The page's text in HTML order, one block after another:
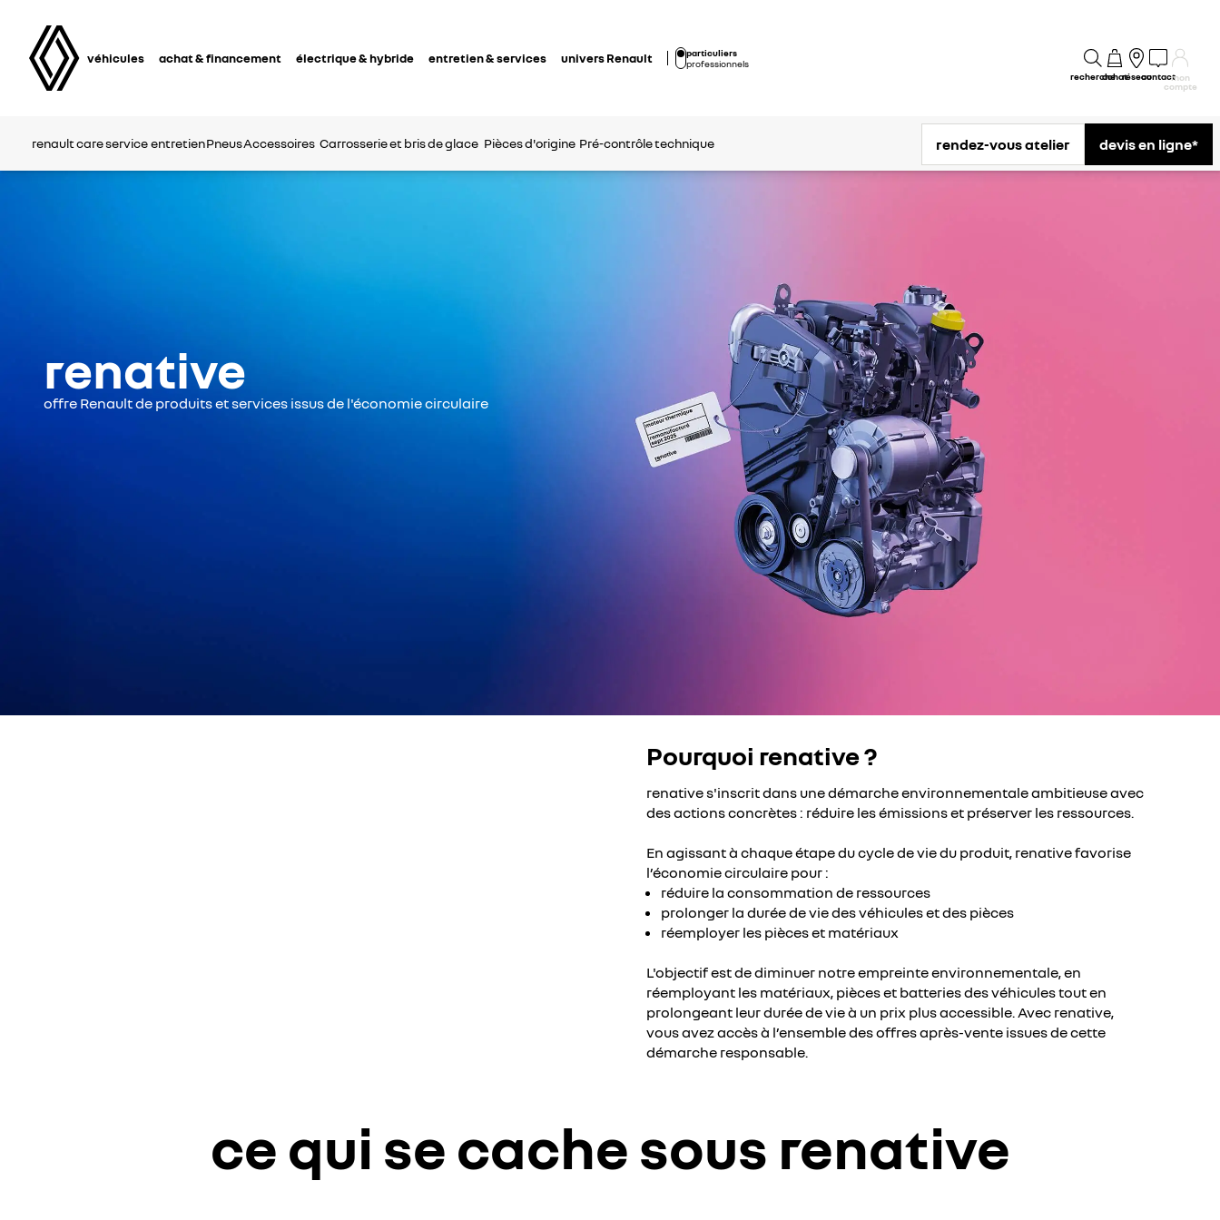
véhicules achat & financement électrique & hybride entretien & services univers Renault
particuliers
professionnels
rechercheachatréseaucontactmon
compte
renault care service entretienPneusAccessoires Carrosserie et bris de glace Pièces d'origine Pré-contrôle technique rendez-vous atelier devis en ligne*
renative
offre Renault de produits et services issus de l'économie circulaire
Pourquoi renative ?
renative s'inscrit dans une démarche environnementale ambitieuse avec
des actions concrètes : réduire les émissions et préserver les ressources.
En agissant à chaque étape du cycle de vie du produit, renative favorise
l’économie circulaire pour :
réduire la consommation de ressources
prolonger la durée de vie des véhicules et des pièces
réemployer les pièces et matériaux
L'objectif est de diminuer notre empreinte environnementale, en
réemployant les matériaux, pièces et batteries des véhicules tout en
prolongeant leur durée de vie à un prix plus accessible. Avec renative,
vous avez accès à l’ensemble des offres après-vente issues de cette
démarche responsable.
ce qui se cache sous renative